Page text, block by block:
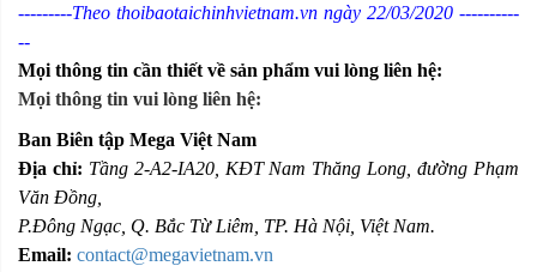
---------Theo thoibaotaichinhvietnam.vn ngày 22/03/2020 ----------
--
Mọi thông tin cần thiết về sản phẩm vui lòng liên hệ:
Mọi thông tin vui lòng liên hệ:
Ban Biên tập Mega Việt Nam
Địa chỉ: Tầng 2-A2-IA20, KĐT Nam Thăng Long, đường Phạm
Văn Đồng,
P.Đông Ngạc, Q. Bắc Từ Liêm, TP. Hà Nội, Việt Nam.
Email: contact@megavietnam.vn